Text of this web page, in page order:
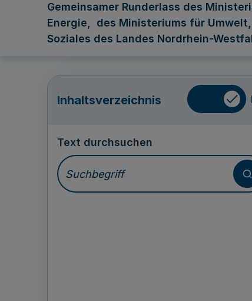
Gemeinsamer Runderlass des
Energie, des Ministeriums für
Soziales des Landes Nordrhein-
Inhaltsverzeichnis
Text durchsuchen